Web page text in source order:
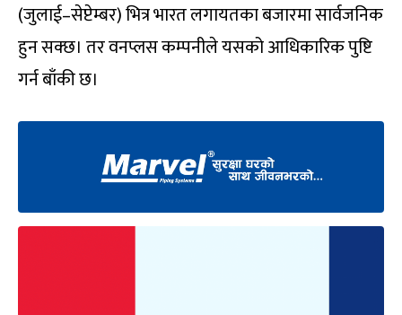
(जुलाई–सेप्टेम्बर) भित्र भारत लगायतका बजारमा सार्वजनिक
हुन सक्छ। तर वनप्लस कम्पनीले यसको आधिकारिक पुष्टि
गर्न बाँकी छ।